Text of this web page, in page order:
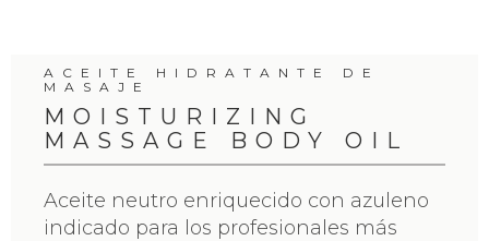
ACEITE HIDRATANTE DE
MASAJE
MOISTURIZING
MASSAGE BODY OIL
Aceite neutro enriquecido con azuleno
indicado para los profesionales más